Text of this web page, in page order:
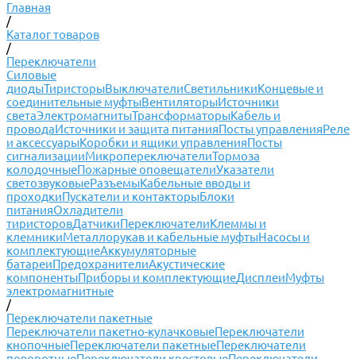
Главная
/
Каталог товаров
/
Переключатели
Силовые
диодыТиристорыВыключателиСветильникиКонцевые и
соединительные муфтыВентиляторыИсточники
светаЭлектромагнитыТрансформаторыКабель и
проводаИсточники и защита питанияПосты управленияРеле
и аксессуарыКоробки и ящики управленияПосты
сигнализацииМикропереключателиТормоза
колодочныеПожарные оповещателиУказатели
светозвуковыеРазъемыКабельные вводы и
проходкиПускатели и контакторыБлоки
питанияОхладители
тиристоровДатчикиПереключателиКлеммы и
клемникиМеталлорукав и кабельные муфтыНасосы и
комплектующиеАккумуляторные
батареиПредохранителиАкустические
компонентыПриборы и комплектующиеДисплеиМуфты
электромагнитные
/
Переключатели пакетные
Переключатели пакетно-кулачковыеПереключатели
кнопочныеПереключатели пакетныеПереключатели